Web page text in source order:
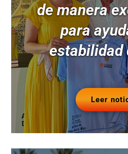
de manera
para
estabilidad
Leer